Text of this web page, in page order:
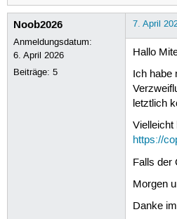
Noob2026
Anmeldungsdatum:
6. April 2026
Beiträge:5
7. April
Hallo
Ich habe
letztlich
Vielleicht
https://
Falls der
Morgen
Danke